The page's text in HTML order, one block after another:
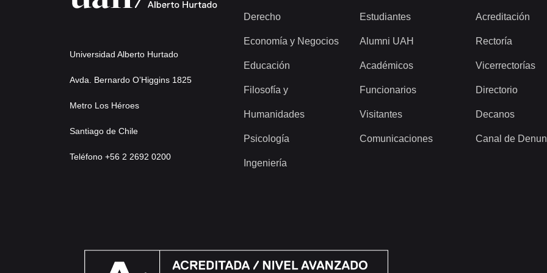
Universidad Alberto Hurtado
Avda. Bernardo O’Higgins 1825
Metro Los Héroes
Santiago de Chile
Teléfono +56 2 2692 0200
Derecho
Economía y Negocios
Educación
Filosofía y
Humanidades
Psicología
Ingeniería
Estudiantes
Alumni UAH
Académicos
Funcionarios
Visitantes
Comunicaciones
Acreditación
Rectoría
Vicerrectorías
Directorio
Decanos
Canal de